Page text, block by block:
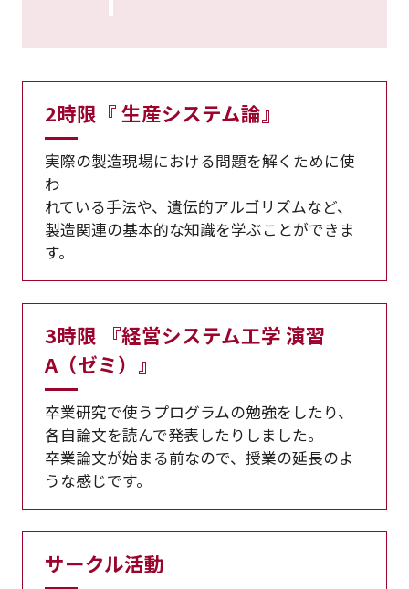
2時限『 生産システム論』
実際の製造現場における問題を解くために使
わ
れている手法や、遺伝的アルゴリズムなど、
製造関連の基本的な知識を学ぶことができま
す。
3時限 『経営システム工学 演習
A（ゼミ）』
卒業研究で使うプログラムの勉強をしたり、
各自論文を読んで発表したりしました。
卒業論文が始まる前なので、授業の延長のよ
うな感じです。
サークル活動